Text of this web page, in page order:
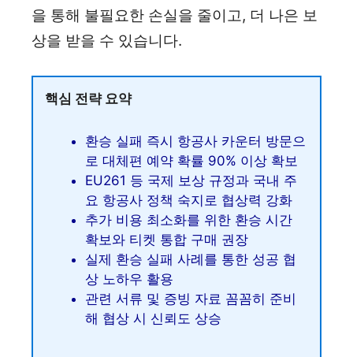
을 통해 불필요한 손실을 줄이고, 더 나은 보
상을 받을 수 있습니다.
핵심 전략 요약
환승 실패 즉시 항공사 카운터 방문으
로 대체편 예약 확률 90% 이상 확보
EU261 등 국제 보상 규정과 국내 주
요 항공사 정책 숙지로 협상력 강화
추가 비용 최소화를 위한 환승 시간
확보와 티켓 통합 구매 권장
실제 환승 실패 사례를 통한 성공 협
상 노하우 활용
관련 서류 및 증빙 자료 꼼꼼히 준비
해 협상 시 신뢰도 상승